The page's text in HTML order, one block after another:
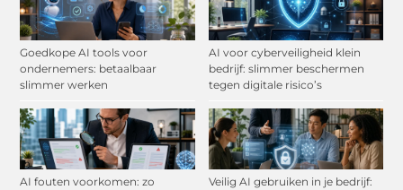
Goedkope AI tools voor
ondernemers: betaalbaar
slimmer werken
AI voor cyberveiligheid klein
bedrijf: slimmer beschermen
tegen digitale risico’s
AI fouten voorkomen: zo
Veilig AI gebruiken in je bedrijf: